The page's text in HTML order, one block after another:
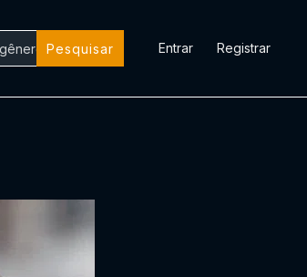
Pesquisar Entrar Registrar